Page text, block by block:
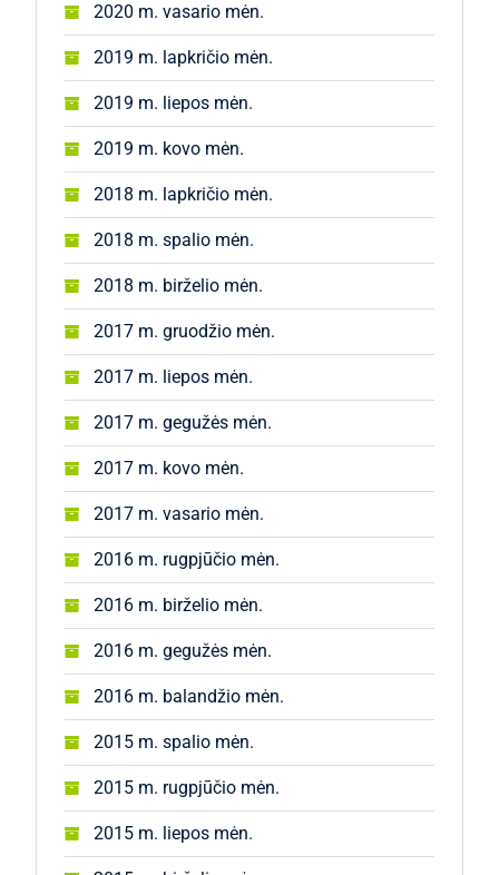
2020 m. vasario mėn.
2019 m. lapkričio mėn.
2019 m. liepos mėn.
2019 m. kovo mėn.
2018 m. lapkričio mėn.
2018 m. spalio mėn.
2018 m. birželio mėn.
2017 m. gruodžio mėn.
2017 m. liepos mėn.
2017 m. gegužės mėn.
2017 m. kovo mėn.
2017 m. vasario mėn.
2016 m. rugpjūčio mėn.
2016 m. birželio mėn.
2016 m. gegužės mėn.
2016 m. balandžio mėn.
2015 m. spalio mėn.
2015 m. rugpjūčio mėn.
2015 m. liepos mėn.